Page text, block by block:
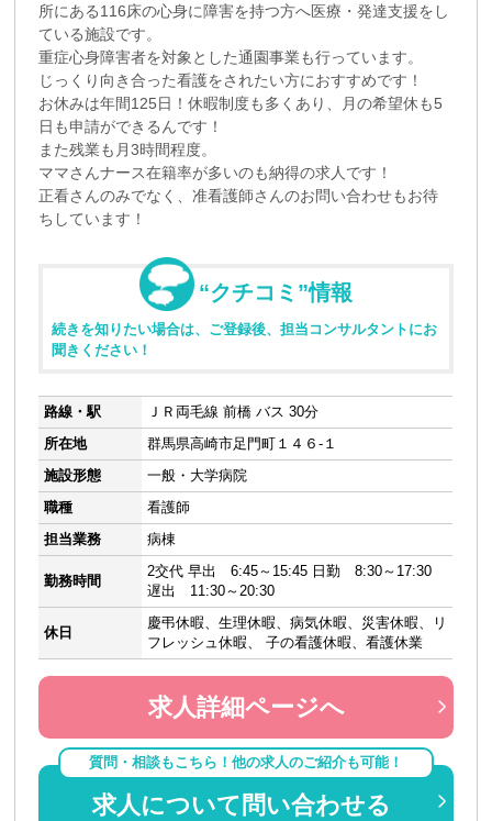
所にある116床の心身に障害を持つ方へ医療・発達支援をし
ている施設です。
重症心身障害者を対象とした通園事業も行っています。
じっくり向き合った看護をされたい方におすすめです！
お休みは年間125日！休暇制度も多くあり、月の希望休も5
日も申請ができるんです！
また残業も月3時間程度。
ママさんナース在籍率が多いのも納得の求人です！
正看さんのみでなく、准看護師さんのお問い合わせもお待
ちしています！
“クチコミ”情報
続きを知りたい場合は、ご登録後、担当コンサルタントにお
聞きください！
路線・駅
ＪＲ両毛線 前橋 バス 30分
所在地
群馬県高崎市足門町１４６-１
施設形態
一般・大学病院
職種
看護師
担当業務
病棟
勤務時間
2交代 早出 6:45～15:45 日勤 8:30～17:30
遅出 11:30～20:30
休日
慶弔休暇、生理休暇、病気休暇、災害休暇、リ
フレッシュ休暇、 子の看護休暇、看護休業
求人詳細ページへ
質問・相談もこちら！他の求人のご紹介も可能！
求人について問い合わせる